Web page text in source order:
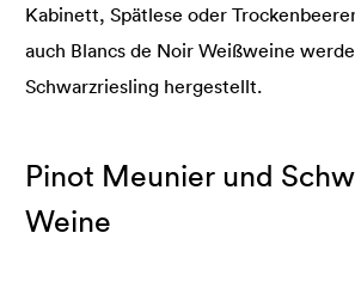
Kabinett, Spätlese oder
auch Blancs de Noir Weißweine
Schwarzriesling hergestellt.
Pinot Meunier und
Weine